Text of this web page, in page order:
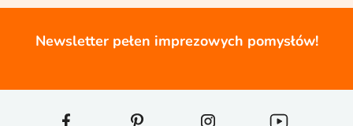
Newsletter pełen imprezowych pomysłów!